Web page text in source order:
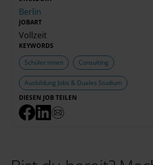
Berlin
JOBART
Vollzeit
KEYWORDS
Schüler:innen
Consulting
Ausbildung Jobs & Duales Studium
DIESEN JOB TEILEN